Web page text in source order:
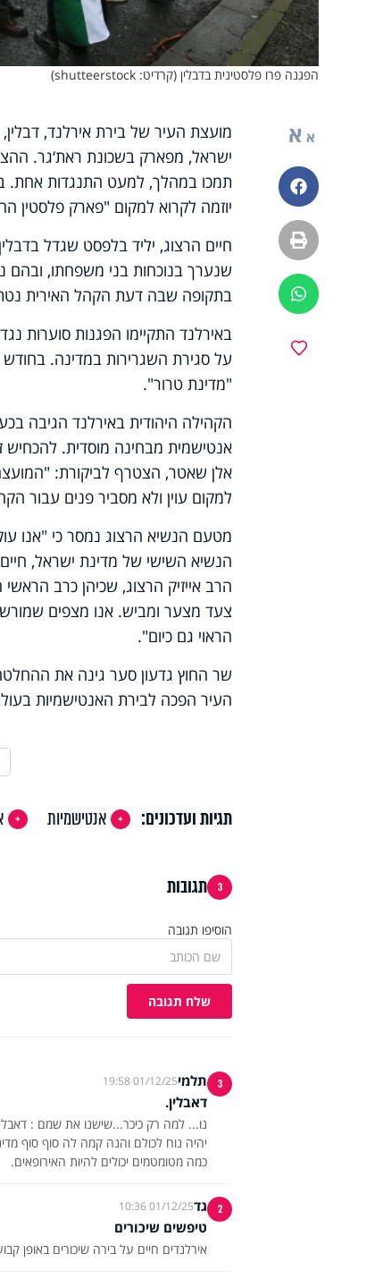
הפגנה פרו פלסטינית בדבלין (קרדיט: shutteerstock)
א א
פייסבוק
הדפסה
ווטסאפ
מועצת העיר של בירת אירלנד,
תמכו במהלך, למעט התנגדות אחת.
יוזמה לקרוא למקום "פארק פלסטין
שנערך בנוכחות בני משפחתו,
בתקופה שבה דעת הקהל האירית נטתה
באירלנד התקיימו הפגנות סוערות
על סגירת השגרירות במדינה.
"מדינת טרור".
הקהילה היהודית באירלנד הגיבה
אנטישמית מבחינה מוסדית.
אלן שאטר, הצטרף לביקורת:
למקום עוין ולא מסביר פנים עבור
מטעם הנשיא הרצוג נמסר כי "אנו
הנשיא השישי של מדינת ישראל,
הרב אייזיק הרצוג, שכיהן כרב
צעד מצער ומביש. אנו מצפים
הראוי גם כיום".
שר החוץ גדעון סער גינה את
העיר הפכה לבירת האנטישמיות
תגיות ועדכונים: אנטישמיות
3 תגובות
הוסיפו תגובה
שלח תגובה
3 תלמי01/12/25 19:58
דאבלין.
כמה מטומטמים יכולים להיות האירופאים.
2 גד01/12/25 10:36
טיפשים שיכורים
אירלנדים חיים על בירה שיכורים באופן